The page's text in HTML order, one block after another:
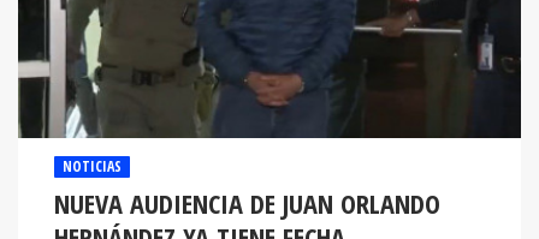
NOTICIAS
NUEVA AUDIENCIA DE JUAN ORLANDO